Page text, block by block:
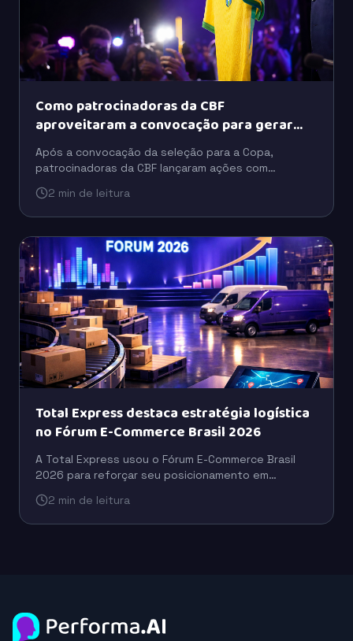
Como patrocinadoras da CBF
aproveitaram a convocação para gerar
buzz
Após a convocação da seleção para a Copa,
patrocinadoras da CBF lançaram ações com
engajamento do público.
2 min de leitura
Total Express destaca estratégia logística
no Fórum E-Commerce Brasil 2026
A Total Express usou o Fórum E-Commerce Brasil
2026 para reforçar seu posicionamento em
escala e suporte ao varejo digital.
2 min de leitura